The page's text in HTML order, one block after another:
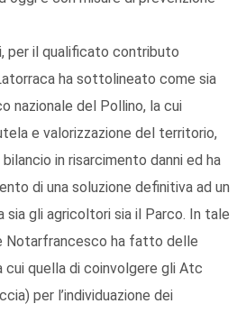
per il qualificato contributo
ha sottolineato come sia
nazionale del Pollino, la cui
e valorizzazione del territorio,
in risarcimento danni ed ha
di una soluzione definitiva ad un
sia gli agricoltori sia il Parco. In tale
Notarfrancesco ha fatto delle
quella di coinvolgere gli Atc
per l’individuazione dei